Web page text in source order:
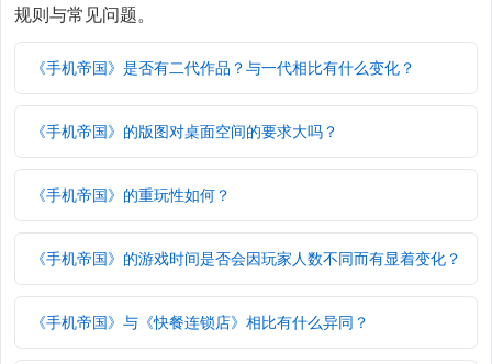
规则与常见问题。
《手机帝国》是否有二代作品？与一代相比有什么变化？
《手机帝国》的版图对桌面空间的要求大吗？
《手机帝国》的重玩性如何？
《手机帝国》的游戏时间是否会因玩家人数不同而有显着变化？
《手机帝国》与《快餐连锁店》相比有什么异同？